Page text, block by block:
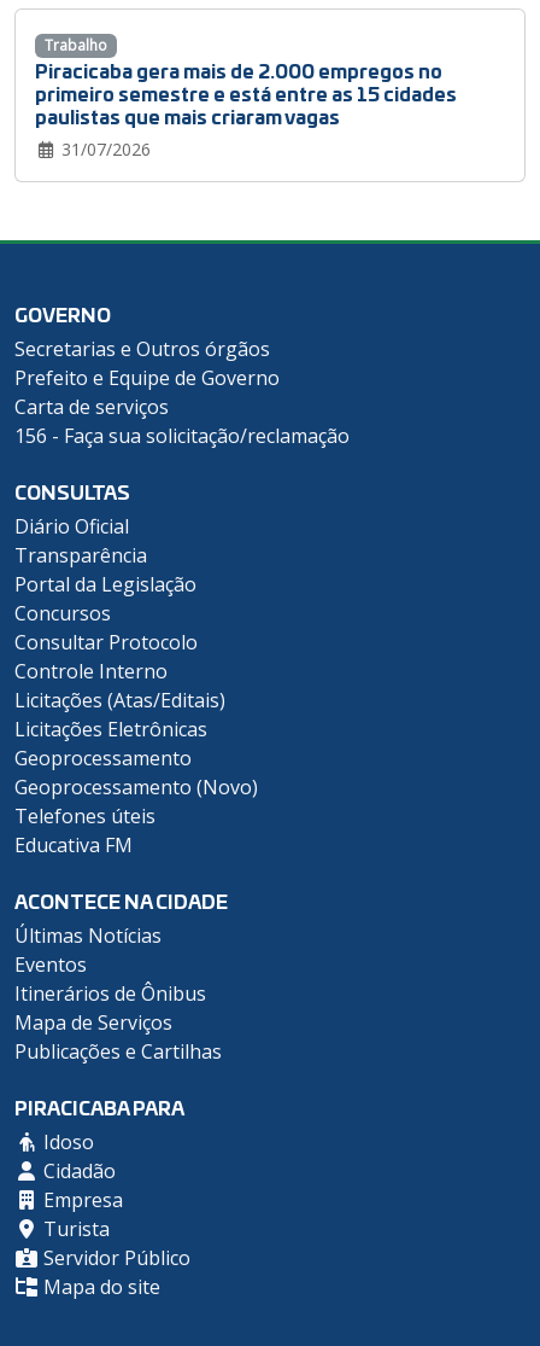
Piracicaba gera mais de 2.000 empregos no
primeiro semestre e está entre as 15 cidades
paulistas que mais criaram vagas
31/07/2026
Trabalho
GOVERNO
Secretarias e Outros órgãos
Prefeito e Equipe de Governo
Carta de serviços
156 - Faça sua solicitação/reclamação
CONSULTAS
Diário Oficial
Transparência
Portal da Legislação
Concursos
Consultar Protocolo
Controle Interno
Licitações (Atas/Editais)
Licitações Eletrônicas
Geoprocessamento
Geoprocessamento (Novo)
Telefones úteis
Educativa FM
ACONTECE NA CIDADE
Últimas Notícias
Eventos
Itinerários de Ônibus
Mapa de Serviços
Publicações e Cartilhas
PIRACICABA PARA
Idoso
Cidadão
Empresa
Turista
Servidor Público
Mapa do site